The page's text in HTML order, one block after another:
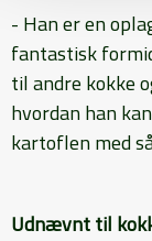
- Han er en
fantastisk
til andre kokke
hvordan han
kartoflen med
Udnævnt til